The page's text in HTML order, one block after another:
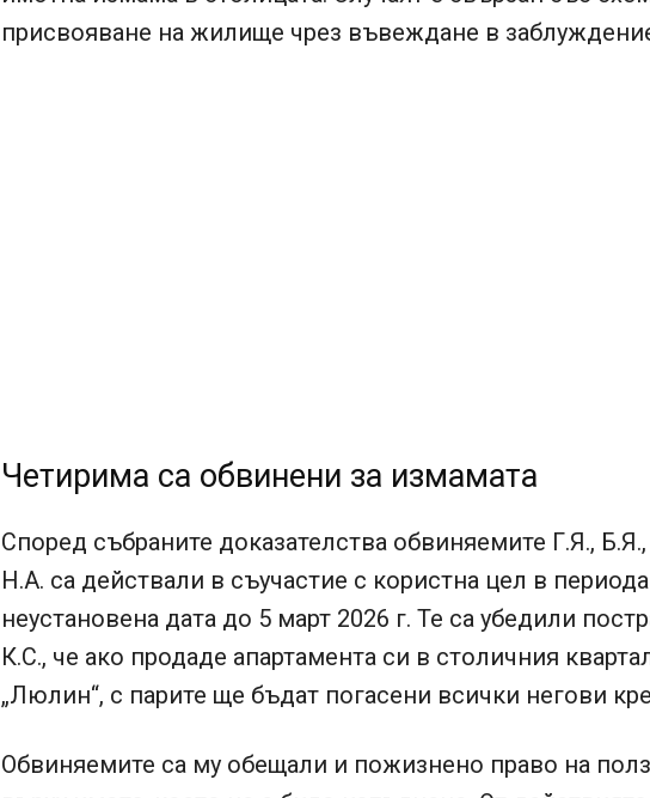
присвояване на жилище чрез въвеждане в
Четирима са обвинени за измамата
Според събраните доказателства обвиняемите Г.Я.,
Н.А. са действали в съучастие с користна цел в
неустановена дата до 5 март 2026 г. Те са убедили
К.С., че ако продаде апартамента си в столичния
„Люлин“, с парите ще бъдат погасени всички негови
Обвиняемите са му обещали и пожизнено право на